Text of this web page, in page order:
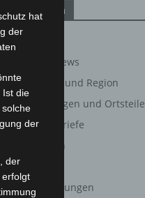
Kategorien
Corona-News
Hannover und Region
Langenhagen und Ortsteile
Leserbriefe
Menschen
Über uns
Veranstaltungen
hat
der
Ist die
der
der
erfolgt